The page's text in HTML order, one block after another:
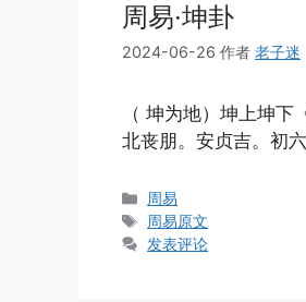
周易·坤卦
2024-06-26 作者 老子迷
（ 坤为地）坤上坤
北丧朋。安贞吉。初
分
类
周易
标
签
周易原文
发表评论